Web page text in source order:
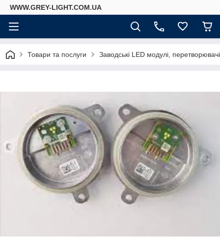
WWW.GREY-LIGHT.COM.UA
Товари та послуги Заводські LED модулі,